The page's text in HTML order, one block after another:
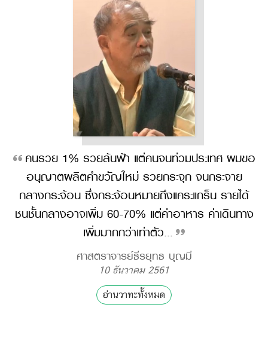
คนรวย 1% รวยล้นฟ้า แต่คนจนท่วมประเทศ ผมขอ
อนุญาตผลิตคำขวัญใหม่ รวยกระจุก จนกระจาย
กลางกระจ้อน ซึ่งกระจ้อนหมายถึงแคระแกร็น รายได้
ชนชั้นกลางอาจเพิ่ม 60-70% แต่ค่าอาหาร ค่าเดินทาง
เพิ่มมากกว่าเท่าตัว...
ศาสตราจารย์ธีรยุทธ บุญมี
10 ธันวาคม 2561
อ่านวาทะทั้งหมด